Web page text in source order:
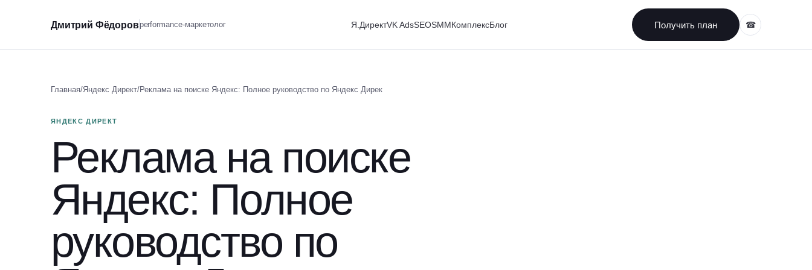
Дмитрий Фёдоровperformance-маркетолог Я.ДиректVK AdsSEOSMMКомплексБлог Получить план ☎
Главная/Яндекс Директ/Реклама на поиске Яндекс: Полное руководство по Яндекс Дирек
ЯНДЕКС ДИРЕКТ
Реклама на поиске
Яндекс: Полное
руководство по